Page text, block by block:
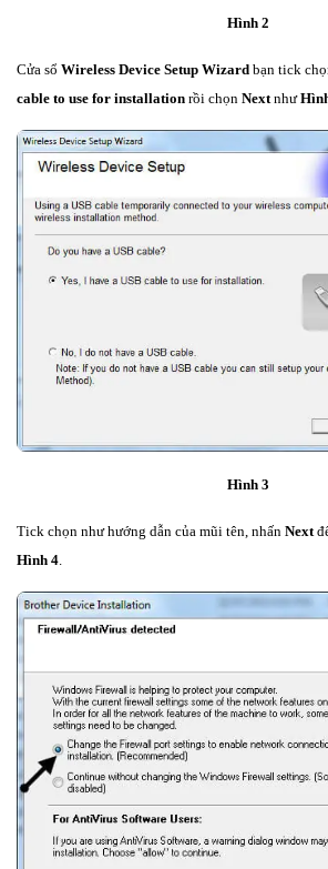
Hình 2
Cửa sổ Wireless Device Setup Wizard bạn tick
cable to use for installation rồi chọn Nextnhư
Hình 3
Tick chọn như hướng dẫn của mũi tên, nhấn Next
Hình 4.